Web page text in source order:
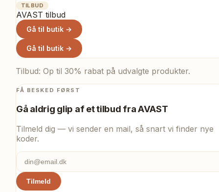
TILBUD
AVAST tilbud
Gå til butik →
Gå til butik →
Tilbud: Op til 30% rabat på udvalgte produkter.
FÅ BESKED FØRST
Gå aldrig glip af et tilbud fraAVAST
Tilmeld dig — vi sender en mail, så snart vi finder nye
koder.
Tilmeld